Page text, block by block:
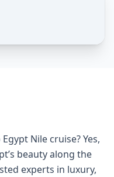
Nile cruise? Yes,
beauty along the
experts in luxury,